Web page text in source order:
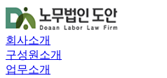
회사소개
구성원소개
업무소개